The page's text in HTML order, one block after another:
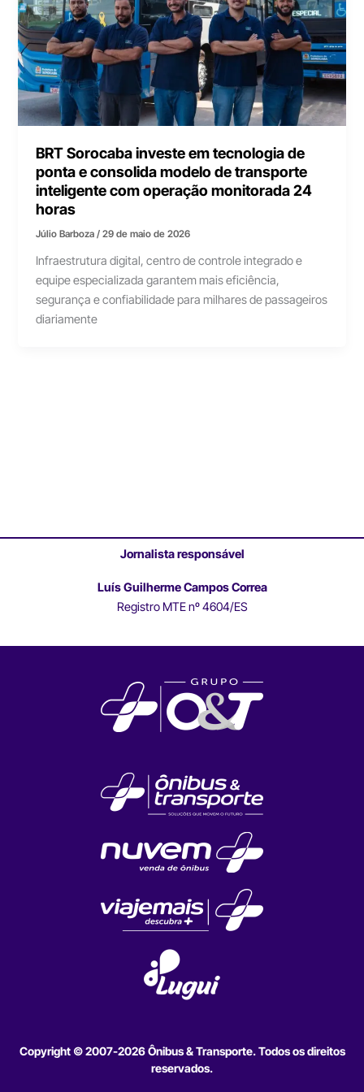
BRT Sorocaba investe em tecnologia de
ponta e consolida modelo de transporte
inteligente com operação monitorada 24
horas
Júlio Barboza/29 de maio de 2026
Infraestrutura digital, centro de controle integrado e
equipe especializada garantem mais eficiência,
segurança e confiabilidade para milhares de passageiros
diariamente
Jornalista responsável
Luís Guilherme Campos Correa
Registro MTE nº 4604/ES
Copyright © 2007-2026 Ônibus & Transporte. Todos os direitos
reservados.